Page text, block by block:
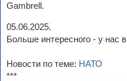
Gambrell.
05.06.2025.
Больше интересного - у нас в
Новости по теме: НАТО
***